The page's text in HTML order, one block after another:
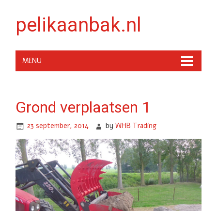
pelikaanbak.nl
MENU
Grond verplaatsen 1
23 september, 2014 byWHB Trading